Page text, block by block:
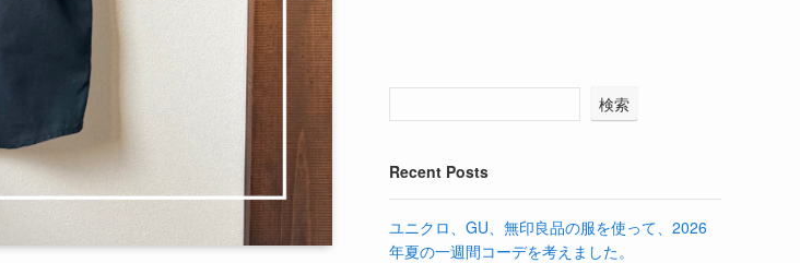
検索
Recent Posts
ユニクロ、GU、無印良品の服を使って、2026
年夏の一週間コーデを考えました。